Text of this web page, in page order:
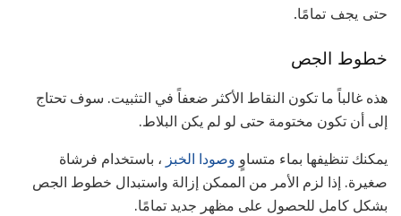
حتى يجف تمامًا.
خطوط الجص
هذه غالباً ما تكون النقاط الأكثر ضعفاً في التثبيت. سوف تحتاج
إلى أن تكون مختومة حتى لو لم يكن البلاط.
يمكنك تنظيفها بماء متساوٍ وصودا الخبز ، باستخدام فرشاة
صغيرة. إذا لزم الأمر من الممكن إزالة واستبدال خطوط الجص
بشكل كامل للحصول على مظهر جديد تمامًا.